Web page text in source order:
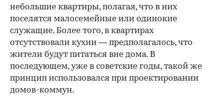
небольшие квартиры, полагая, что в них
поселятся малосемейные или одинокие
служащие. Более того, в квартирах
отсутствовали кухни — предполагалось, что
жители будут питаться вне дома. В
последующем, уже в советские годы, такой же
принцип использовался при проектировании
домов-коммун.